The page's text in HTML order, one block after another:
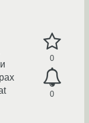
0
0